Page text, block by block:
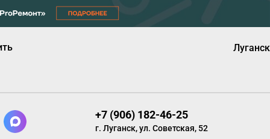
Луганск
+7 (906) 182-46-25
г. Луганск, ул. Советская, 52